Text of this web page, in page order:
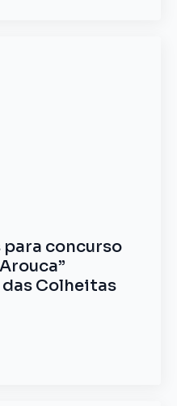
concurso
Colheitas